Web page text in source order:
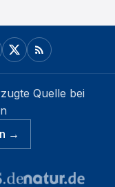
Quelle bei
→